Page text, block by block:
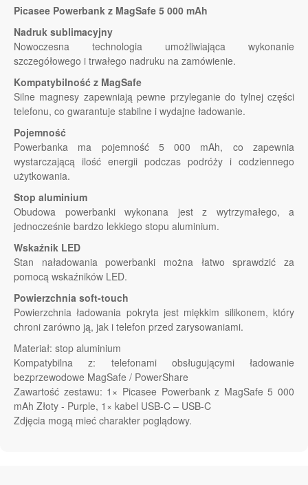
Picasee Powerbank z MagSafe 5 000 mAh
Nadruk sublimacyjny
Nowoczesna technologia umożliwiająca wykonanie
szczegółowego i trwałego nadruku na zamówienie.
Kompatybilność z MagSafe
Silne magnesy zapewniają pewne przyleganie do tylnej części
telefonu, co gwarantuje stabilne i wydajne ładowanie.
Pojemność
Powerbanka ma pojemność 5 000 mAh, co zapewnia
wystarczającą ilość energii podczas podróży i codziennego
użytkowania.
Stop aluminium
Obudowa powerbanki wykonana jest z wytrzymałego, a
jednocześnie bardzo lekkiego stopu aluminium.
Wskaźnik LED
Stan naładowania powerbanki można łatwo sprawdzić za
pomocą wskaźników LED.
Powierzchnia soft-touch
Powierzchnia ładowania pokryta jest miękkim silikonem, który
chroni zarówno ją, jak i telefon przed zarysowaniami.
Materiał: stop aluminium
Kompatybilna z: telefonami obsługującymi ładowanie
bezprzewodowe MagSafe / PowerShare
Zawartość zestawu: 1× Picasee Powerbank z MagSafe 5 000
mAh Złoty - Purple, 1× kabel USB-C – USB-C
Zdjęcia mogą mieć charakter poglądowy.